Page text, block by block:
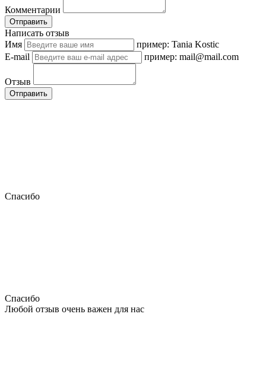
Комментарии
Отправить
Написать отзыв
Имя
пример: Tania Kostic
E-mail
пример: mail@mail.com
Отзыв
Отправить
Спасибо
Спасибо
Любой отзыв очень важен для нас